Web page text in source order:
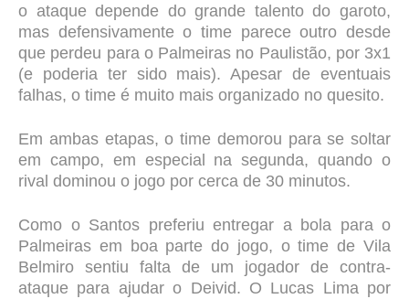
o ataque depende do grande talento do garoto,
mas defensivamente o time parece outro desde
que perdeu para o Palmeiras no Paulistão, por 3x1
(e poderia ter sido mais). Apesar de eventuais
falhas, o time é muito mais organizado no quesito.
Em ambas etapas, o time demorou para se soltar
em campo, em especial na segunda, quando o
rival dominou o jogo por cerca de 30 minutos.
Como o Santos preferiu entregar a bola para o
Palmeiras em boa parte do jogo, o time de Vila
Belmiro sentiu falta de um jogador de contra-
ataque para ajudar o Deivid. O Lucas Lima por